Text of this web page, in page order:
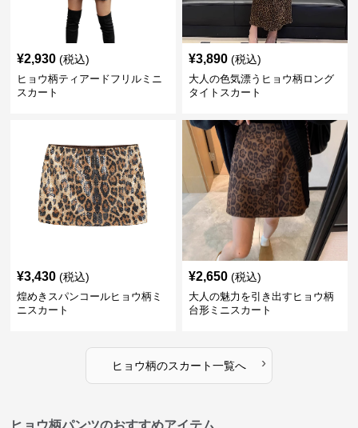
¥2,930 (税込)
ヒョウ柄ティアードフリルミニ
スカート
¥3,890 (税込)
大人の色気漂うヒョウ柄ロング
タイトスカート
¥3,430 (税込)
煌めきスパンコールヒョウ柄ミ
ニスカート
¥2,650 (税込)
大人の魅力を引き出すヒョウ柄
台形ミニスカート
ヒョウ柄のスカート一覧へ ›
ヒョウ柄パンツのおすすめアイテム